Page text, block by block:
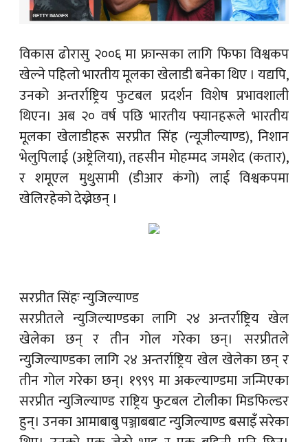
विकास ढोरासु २००६ मा फ्रान्सका लागि फिफा विश्वकप
खेल्ने पहिलो भारतीय मूलका खेलाडी बनेका थिए । यद्यपि,
उनको अन्तर्राष्ट्रिय फुटबल प्रदर्शन विशेष प्रभावशाली
थिएन। अब २० वर्ष पछि भारतीय फ्यानहरूले भारतीय
मूलका खेलाडीहरू सरप्रीत सिंह (न्यूजील्याण्ड), निशान
भेलुपिलाई (अष्ट्रेलिया), तहसीन मोहम्मद जमशेद (कतार),
र शमूएल मुथुसामी (डीआर कंगो) लाई विश्वकपमा
खेलिरहेको देख्नेछन् ।
सरप्रीत सिंहः न्युजिल्याण्ड
सरप्रीतले न्युजिल्याण्डका लागि २४ अन्तर्राष्ट्रिय खेल
खेलेका छन् र तीन गोल गरेका छन्। सरप्रीतले
न्युजिल्याण्डका लागि २४ अन्तर्राष्ट्रिय खेल खेलेका छन् र
तीन गोल गरेका छन्। १९९९ मा अकल्याण्डमा जन्मिएका
सरप्रीत न्युजिल्याण्ड राष्ट्रिय फुटबल टोलीका मिडफिल्डर
हुन्। उनका आमाबाबु पञ्जाबबाट न्युजिल्याण्ड बसाइँ सरेका